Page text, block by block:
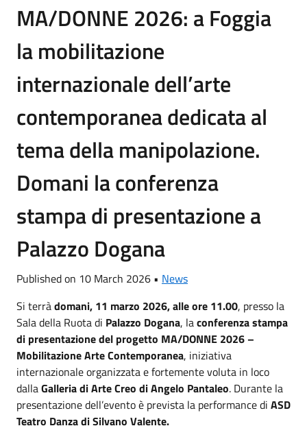
MA/DONNE 2026: a Foggia
la mobilitazione
internazionale dell’arte
contemporanea dedicata al
tema della manipolazione.
Domani la conferenza
stampa di presentazione a
Palazzo Dogana
Published on 10 March 2026 • News
Si terràdomani, 11 marzo 2026, alle ore 11.00, presso la
Sala della Ruota di Palazzo Dogana, laconferenza stampa
di presentazione del progetto MA/DONNE 2026 –
Mobilitazione Arte Contemporanea, iniziativa
internazionale organizzata e fortemente voluta in loco
dallaGalleria di Arte Creo di Angelo Pantaleo. Durante la
presentazione dell’evento è prevista la performance di ASD
Teatro Danza di Silvano Valente.